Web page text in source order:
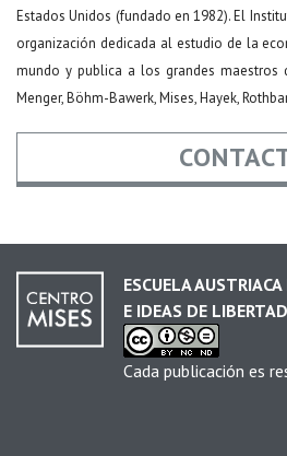
Estados Unidos (fundado en 1982). El
organización dedicada al estudio de la
mundo y publica a los grandes maestros
Menger, Böhm-Bawerk, Mises, Hayek,
Email *
ESCUELA
E IDEAS DE LIBERTAD
Cada publicación es